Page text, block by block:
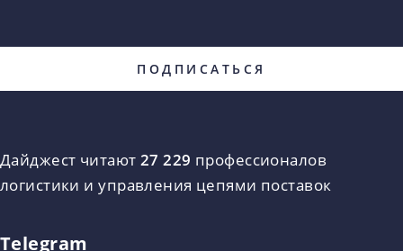
Дайджест читают 27 229 профессионалов
логистики и управления цепями поставок
Telegram